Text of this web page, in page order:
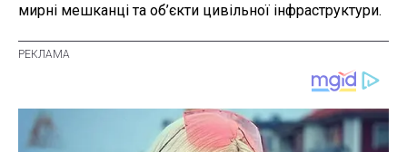
мирні мешканці та об’єкти цивільної інфраструктури.